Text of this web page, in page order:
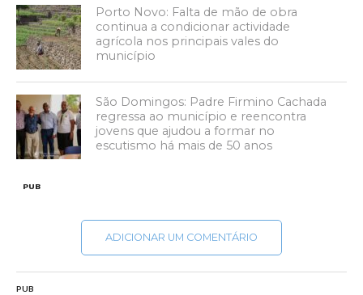
Porto Novo: Falta de mão de obra
continua a condicionar actividade
agrícola nos principais vales do
município
São Domingos: Padre Firmino Cachada
regressa ao município e reencontra
jovens que ajudou a formar no
escutismo há mais de 50 anos
PUB
ADICIONAR UM COMENTÁRIO
PUB